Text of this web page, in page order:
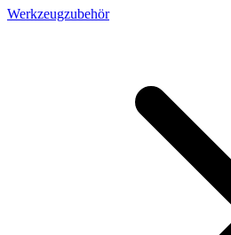
Werkzeugzubehör